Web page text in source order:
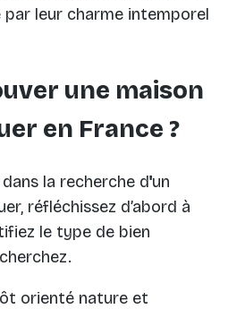
par leur charme intemporel
une maison
en France ?
la recherche d'un
réfléchissez d’abord à
le type de bien
orienté nature et